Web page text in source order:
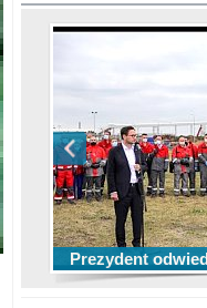
Prezydent
TOP 10
w EBL w sezonie
TOP 5 rzutów
w sezonie 2019/
Ni To Ponk - W
sixf33t .Last Year
Włocławek
XXIII Sesja Rady
kadencji w dniu